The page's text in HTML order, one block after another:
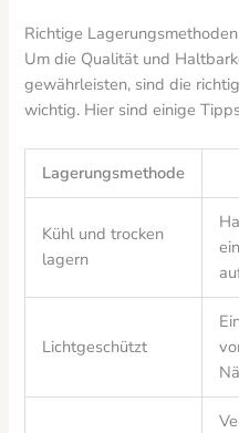
Richtige Lagerungsmethoden
Um die Qualität und
gewährleisten, sind die
wichtig. Hier sind einige
Lagerungsmethode
Kühl und trocken
lagern
Lichtgeschützt